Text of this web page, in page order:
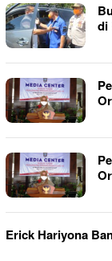
di
Erick Hariyona